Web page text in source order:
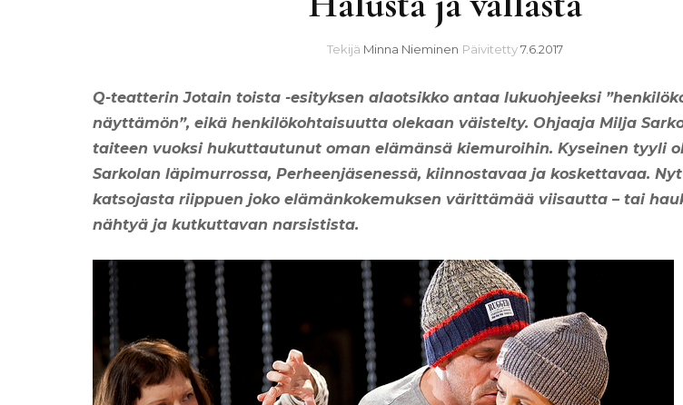
Tekijä Minna Nieminen Päivitetty7.6.2017
Q-teatterin Jotain toista -esityksen alaotsikko antaa lukuohjeeksi
näyttämön”, eikä henkilökohtaisuutta olekaan väistelty. Ohjaaja Milja
taiteen vuoksi hukuttautunut oman elämänsä kiemuroihin. Kyseinen tyyli
Sarkolan läpimurrossa, Perheenjäsenessä, kiinnostavaa ja koskettavaa. Nyt
katsojasta riippuen joko elämänkokemuksen värittämää viisautta – tai
nähtyä ja kutkuttavan narsistista.